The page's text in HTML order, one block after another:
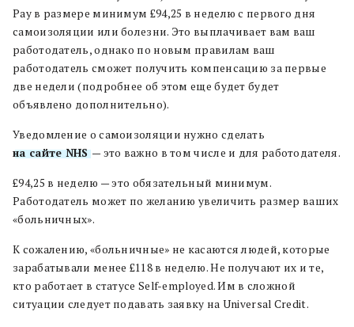
Pay в размере минимум £94,25 в неделю с первого дня
самоизоляции или болезни. Это выплачивает вам ваш
работодатель, однако по новым правилам ваш
работодатель сможет получить компенсацию за первые
две недели (подробнее об этом еще будет будет
объявлено дополнительно).
Уведомление о самоизоляции нужно сделать
на сайте NHS — это важно в том числе и для работодателя.
£94,25 в неделю — это обязательный минимум.
Работодатель может по желанию увеличить размер ваших
«больничных».
К сожалению, «больничные» не касаются людей, которые
зарабатывали менее £118 в неделю. Не получают их и те,
кто работает в статусе Self-employed. Им в сложной
ситуации следует подавать заявку на Universal Credit.